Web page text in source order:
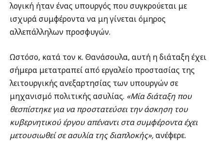
λογική ήταν ένας υπουργός που συγκρούεται με
ισχυρά συμφέροντα να μη γίνεται όμηρος
αλλεπάλληλων προσφυγών.
Ωστόσο, κατά τον κ. Θανάσουλα, αυτή η διάταξη έχει
σήμερα μετατραπεί από εργαλείο προστασίας της
λειτουργικής ανεξαρτησίας των υπουργών σε
μηχανισμό πολιτικής ασυλίας. «Μία διάταξη που
θεσπίστηκε για να προστατεύσει την άσκηση του
κυβερνητικού έργου απέναντι στα συμφέροντα έχει
μετουσιωθεί σε ασυλία της διαπλοκής»,ανέφερε.